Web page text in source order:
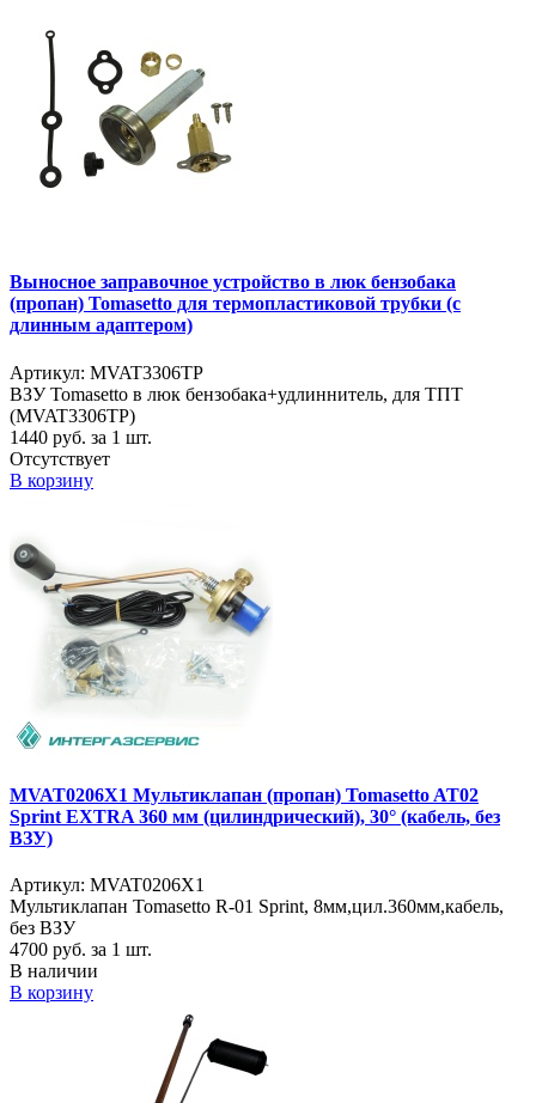
Выносное заправочное устройство в люк бензобака
(пропан) Tomasetto для термопластиковой трубки (с
длинным адаптером)
Артикул: MVAT3306TP
ВЗУ Tomasetto в люк бензобака+удлиннитель, для ТПТ
(MVAT3306TP)
1440 руб. за 1 шт.
Отсутствует
В корзину
MVAT0206X1 Мультиклапан (пропан) Tomasetto AT02
Sprint EXTRA 360 мм (цилиндрический), 30° (кабель, без
ВЗУ)
Артикул: MVAT0206X1
Мультиклапан Tomasetto R-01 Sprint, 8мм,цил.360мм,кабель,
без ВЗУ
4700 руб. за 1 шт.
В наличии
В корзину